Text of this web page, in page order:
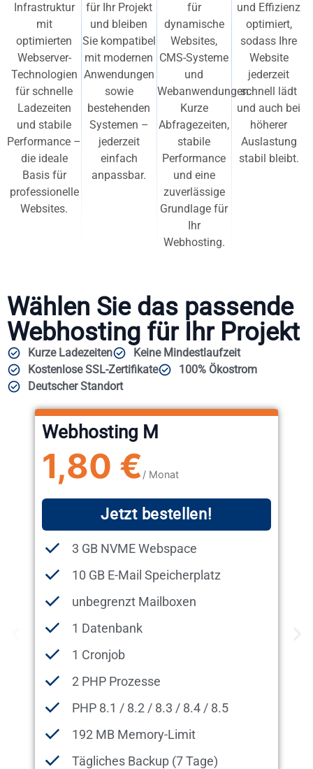
Infrastruktur
mit
optimierten
Webserver-
Technologien
für schnelle
Ladezeiten
und stabile
Performance –
die ideale
Basis für
professionelle
Websites.
für Ihr Projekt
und bleiben
Sie kompatibel
mit modernen
Anwendungen
sowie
bestehenden
Systemen –
jederzeit
einfach
anpassbar.
für
dynamische
Websites,
CMS-Systeme
und
Webanwendungen.
Kurze
Abfragezeiten,
stabile
Performance
und eine
zuverlässige
Grundlage für
Ihr
Webhosting.
und Effizienz
optimiert,
sodass Ihre
Website
jederzeit
schnell lädt
und auch bei
höherer
Auslastung
stabil bleibt.
Wählen Sie das passende
Webhosting für Ihr Projekt
Kurze Ladezeiten
Keine Mindestlaufzeit
Kostenlose SSL-Zertifikate
100% Ökostrom
Deutscher Standort
Webhosting M
1,80 € / Monat
Jetzt bestellen!
3 GB NVME Webspace
10 GB E-Mail Speicherplatz
unbegrenzt Mailboxen
1 Datenbank
1 Cronjob
2 PHP Prozesse
PHP 8.1 / 8.2 / 8.3 / 8.4 / 8.5
192 MB Memory-Limit
Tägliches Backup (7 Tage)